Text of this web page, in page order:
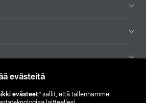
evästeitä
evästeet” sallit, että tallennamme
Etsi myymälä